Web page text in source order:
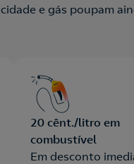
e gás poupam
20 cênt./litro em
combustível
Em desconto